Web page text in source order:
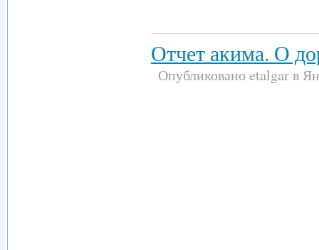
Отчет акима. О
Опубликовано etalgar в